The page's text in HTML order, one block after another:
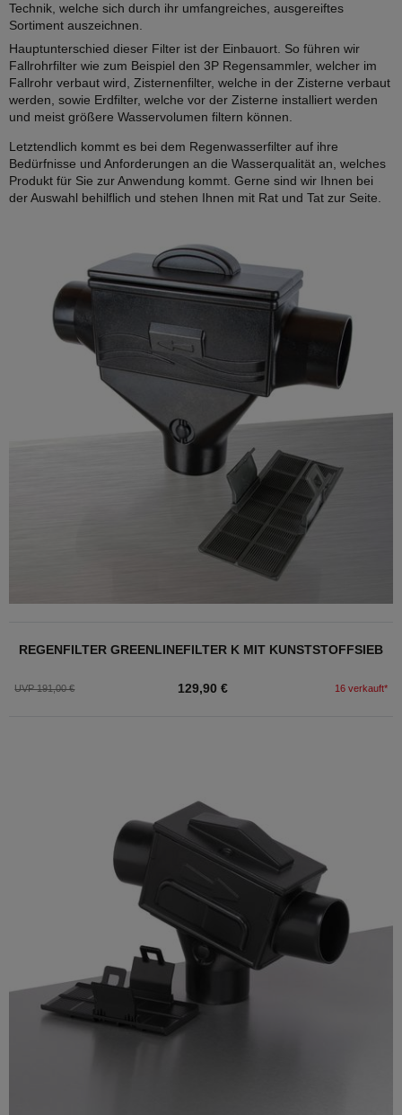
Höhenversatz (Zu- und Ablauf).
Ø Anschluss der Zisterne.
Ø Fallrohr (Montage im Fallrohr).
Technik, welche sich durch ihr umfangreiches, ausgereiftes
Sortiment auszeichnen.
Hauptunterschied dieser Filter ist der Einbauort. So führen wir
Fallrohrfilter wie zum Beispiel den 3P Regensammler, welcher im
Fallrohr verbaut wird, Zisternenfilter, welche in der Zisterne verbaut
werden, sowie Erdfilter, welche vor der Zisterne installiert werden
und meist größere Wasservolumen filtern können.
Letztendlich kommt es bei dem Regenwasserfilter auf ihre
Bedürfnisse und Anforderungen an die Wasserqualität an, welches
Produkt für Sie zur Anwendung kommt. Gerne sind wir Ihnen bei
der Auswahl behilflich und stehen Ihnen mit Rat und Tat zur Seite.
REGENFILTER GREENLINEFILTER K MIT KUNSTSTOFFSIEB
UVP 191,00 € 129,90 € 16 verkauft*